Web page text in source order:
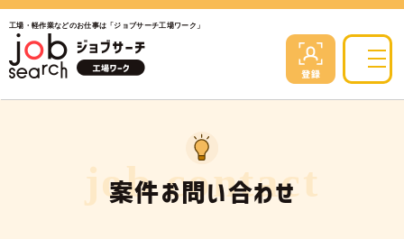
工場・軽作業などのお仕事は「ジョブサーチ工場ワーク」
案件お問い合わせ
job contact